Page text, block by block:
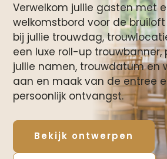
Verwelkom jullie gasten met
welkomstbord voor de
bij jullie trouwdag,
een luxe roll-up trouwbanner,
jullie namen, trouwdatum en
aan en maak van de entree
persoonlijk ontvangst.
Bekijk ontwerpen